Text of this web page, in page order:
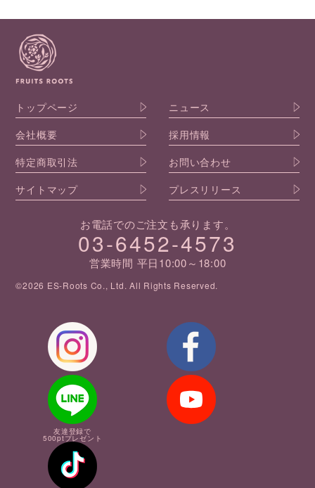
トップページ
ニュース
会社概要
採用情報
特定商取引法
お問い合わせ
サイトマップ
プレスリリース
お電話でのご注文も承ります。
03-6452-4573
営業時間 平日10:00～18:00
©2026 ES-Roots Co., Ltd. All Rights Reserved.
友達登録で
500ptプレゼント